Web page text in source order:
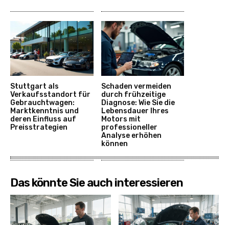
Stuttgart als
Verkaufsstandort für
Gebrauchtwagen:
Marktkenntnis und
deren Einfluss auf
Preisstrategien
Schaden vermeiden
durch frühzeitige
Diagnose: Wie Sie die
Lebensdauer Ihres
Motors mit
professioneller
Analyse erhöhen
können
Das könnte Sie auch interessieren